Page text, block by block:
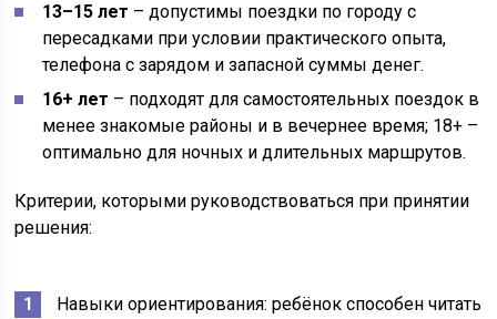
13–15 лет – допустимы поездки по городу с
пересадками при условии практического опыта,
телефона с зарядом и запасной суммы денег.
16+ лет – подходят для самостоятельных поездок в
менее знакомые районы и в вечернее время; 18+ –
оптимально для ночных и длительных маршрутов.
Критерии, которыми руководствоваться при принятии
решения:
Навыки ориентирования: ребёнок способен читать